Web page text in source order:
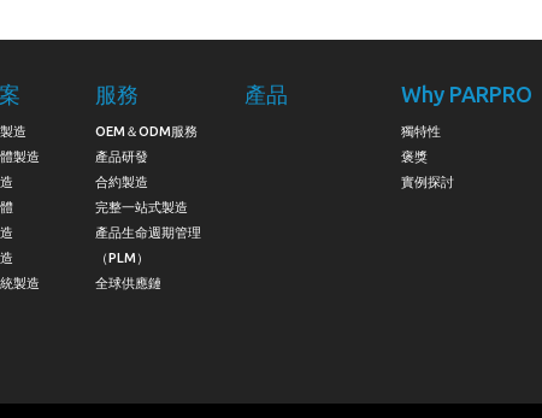
造
製造
製造
服務
OEM＆ODM服務
產品研發
合約製造
完整一站式製造
產品生命週期管理
（PLM）
全球供應鏈
產品 Why PARPRO
獨特性
褒獎
實例探討